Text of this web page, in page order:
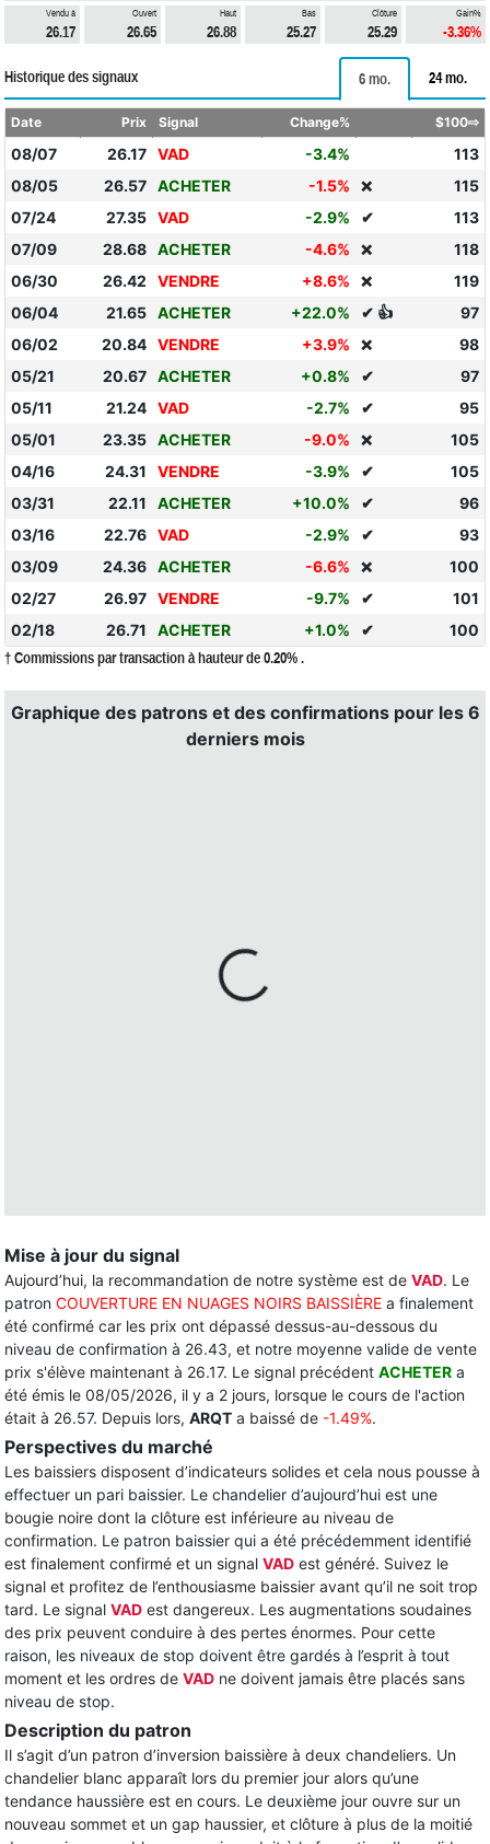
Vendu à
26.17
Ouvert
26.65
Haut
26.88
Bas
25.27
Clôture
25.29
Gain%
-3.36%
Historique des signaux 6 mo. 24 mo.
Date Prix Signal Change% $100⇨
08/07 26.17 VAD -3.4%
113
08/05
26.57 ACHETER -1.5% ❌
115
07/24
27.35 VAD -2.9% ✔
113
07/09
28.68 ACHETER -4.6% ❌
118
06/30
26.42 VENDRE +8.6% ❌
119
06/04
21.65 ACHETER +22.0% ✔ 👍
97
06/02
20.84 VENDRE +3.9% ❌
98
05/21
20.67 ACHETER +0.8% ✔
97
05/11
21.24 VAD -2.7% ✔
95
05/01
23.35 ACHETER -9.0% ❌
105
04/16
24.31 VENDRE -3.9% ✔
105
03/31
22.11 ACHETER +10.0% ✔
96
03/16
22.76 VAD -2.9% ✔
93
03/09
24.36 ACHETER -6.6% ❌
100
02/27
26.97 VENDRE -9.7% ✔
101
02/18
26.71 ACHETER +1.0% ✔ 100
† Commissions par transaction à hauteur de 0.20% .
Graphique des patrons et des confirmations pour les 6
derniers mois
Mise à jour du signal
Aujourd’hui, la recommandation de notre système est de VAD. Le
patron COUVERTURE EN NUAGES NOIRS BAISSIÈRE a finalement
été confirmé car les prix ont dépassé dessus-au-dessous du
niveau de confirmation à 26.43, et notre moyenne valide de vente
prix s'élève maintenant à 26.17. Le signal précédent ACHETER a
été émis le 08/05/2026, il y a 2 jours, lorsque le cours de l'action
était à 26.57. Depuis lors, ARQT a baissé de -1.49%.
Perspectives du marché
Les baissiers disposent d’indicateurs solides et cela nous pousse à
effectuer un pari baissier. Le chandelier d’aujourd’hui est une
bougie noire dont la clôture est inférieure au niveau de
confirmation. Le patron baissier qui a été précédemment identifié
est finalement confirmé et un signal VAD est généré. Suivez le
signal et profitez de l’enthousiasme baissier avant qu’il ne soit trop
tard. Le signal VAD est dangereux. Les augmentations soudaines
des prix peuvent conduire à des pertes énormes. Pour cette
raison, les niveaux de stop doivent être gardés à l’esprit à tout
moment et les ordres de VAD ne doivent jamais être placés sans
niveau de stop.
Description du patron
Il s’agit d’un patron d’inversion baissière à deux chandeliers. Un
chandelier blanc apparaît lors du premier jour alors qu’une
tendance haussière est en cours. Le deuxième jour ouvre sur un
nouveau sommet et un gap haussier, et clôture à plus de la moitié